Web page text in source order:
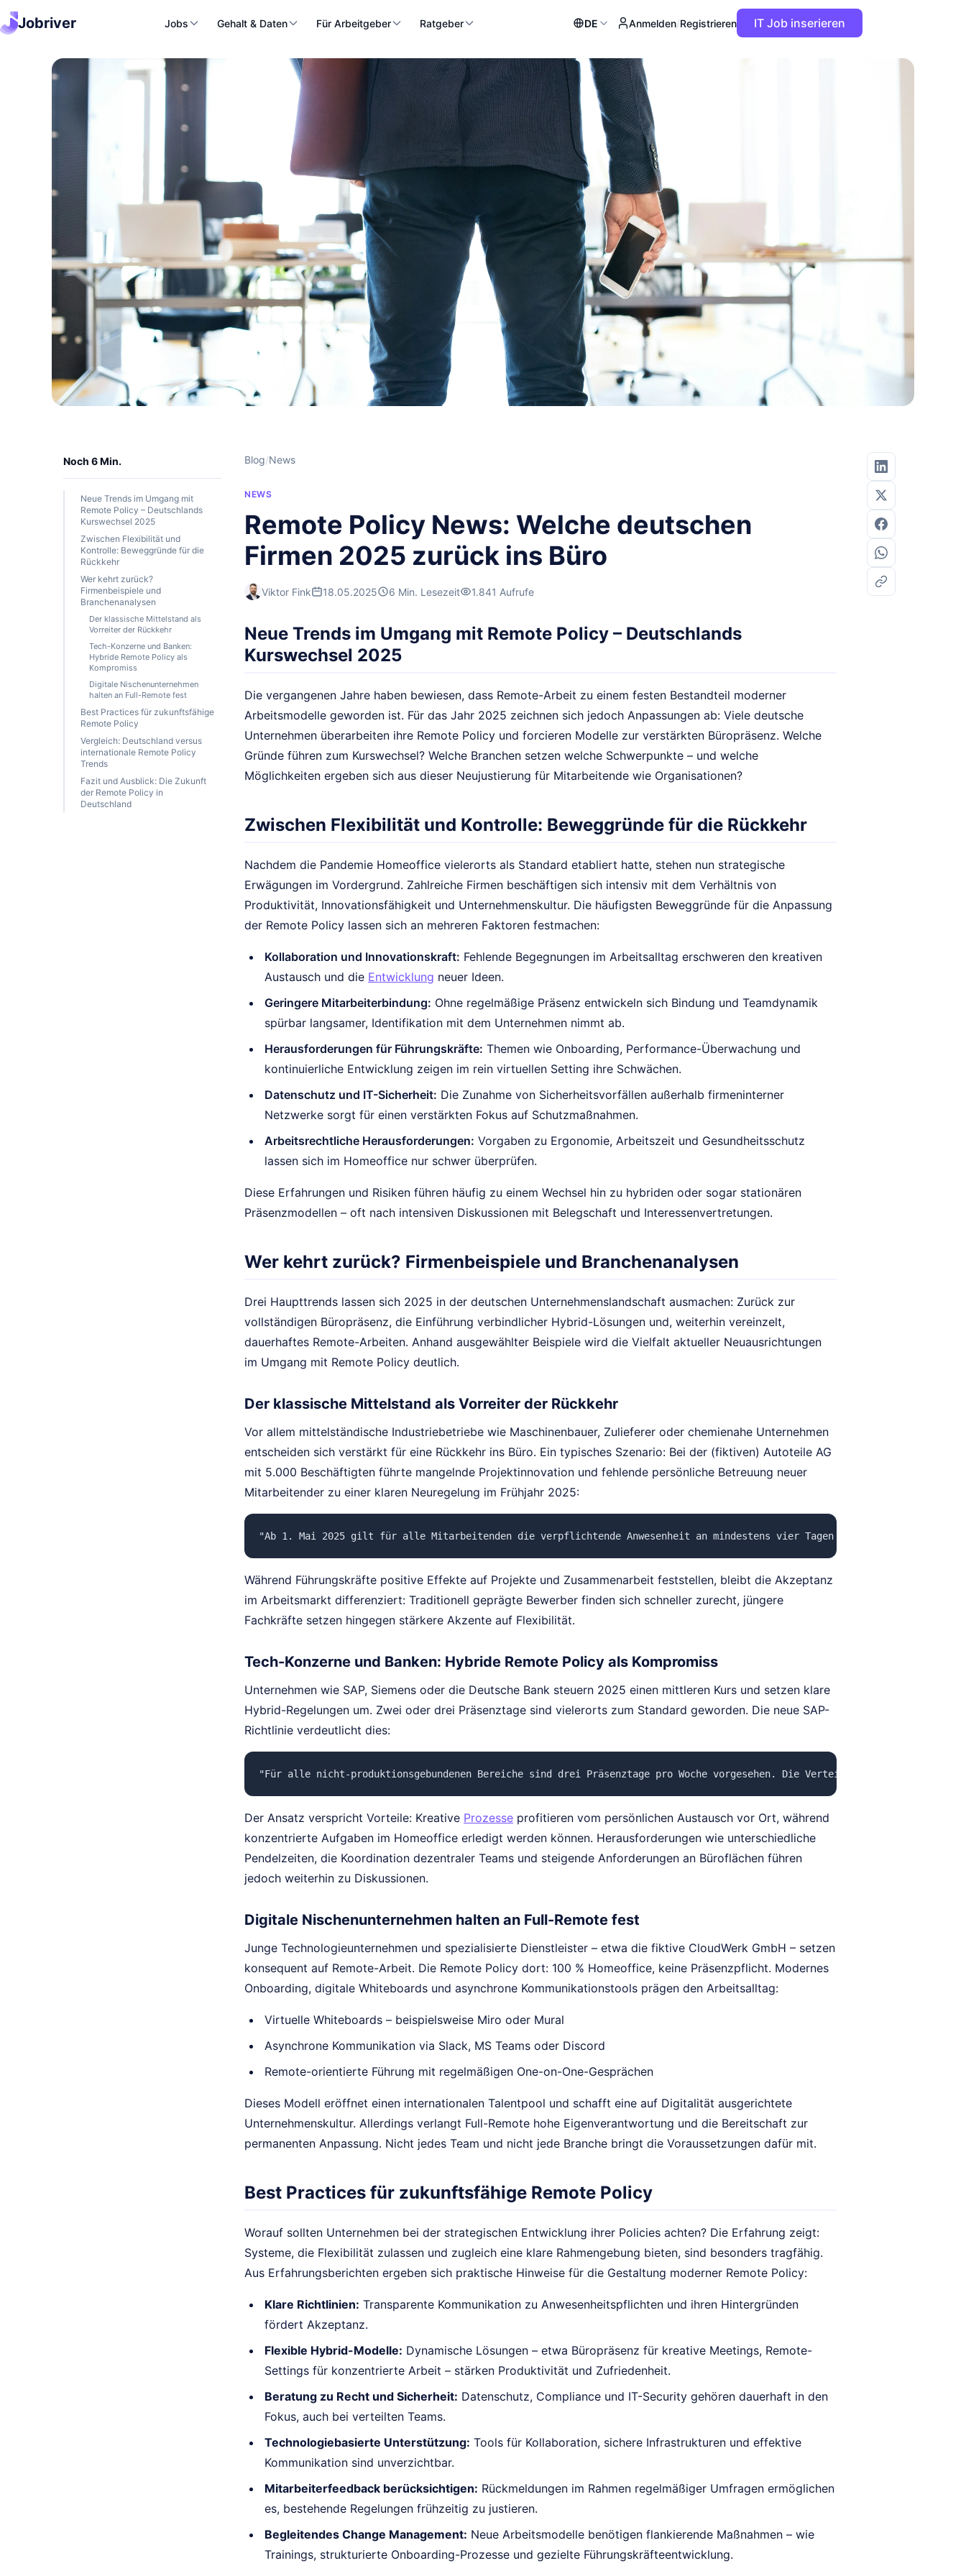
Jobriver Jobs Gehalt & Daten Für Arbeitgeber Ratgeber DE Anmelden/Registrieren IT Job inserieren
Noch 6 Min.
Neue Trends im Umgang mit
Remote Policy – Deutschlands
Kurswechsel 2025
Zwischen Flexibilität und
Kontrolle: Beweggründe für die
Rückkehr
Wer kehrt zurück?
Firmenbeispiele und
Branchenanalysen
Der klassische Mittelstand als
Vorreiter der Rückkehr
Tech-Konzerne und Banken:
Hybride Remote Policy als
Kompromiss
Digitale Nischenunternehmen
halten an Full-Remote fest
Best Practices für zukunftsfähige
Remote Policy
Vergleich: Deutschland versus
internationale Remote Policy
Trends
Fazit und Ausblick: Die Zukunft
der Remote Policy in
Deutschland
Blog/News
NEWS
Remote Policy News: Welche deutschen
Firmen 2025 zurück ins Büro
Viktor Fink 18.05.2025 6 Min. Lesezeit 1.841 Aufrufe
Neue Trends im Umgang mit Remote Policy – Deutschlands
Kurswechsel 2025
Die vergangenen Jahre haben bewiesen, dass Remote-Arbeit zu einem festen Bestandteil moderner
Arbeitsmodelle geworden ist. Für das Jahr 2025 zeichnen sich jedoch Anpassungen ab: Viele deutsche
Unternehmen überarbeiten ihre Remote Policy und forcieren Modelle zur verstärkten Büropräsenz. Welche
Gründe führen zum Kurswechsel? Welche Branchen setzen welche Schwerpunkte – und welche
Möglichkeiten ergeben sich aus dieser Neujustierung für Mitarbeitende wie Organisationen?
Zwischen Flexibilität und Kontrolle: Beweggründe für die Rückkehr
Nachdem die Pandemie Homeoffice vielerorts als Standard etabliert hatte, stehen nun strategische
Erwägungen im Vordergrund. Zahlreiche Firmen beschäftigen sich intensiv mit dem Verhältnis von
Produktivität, Innovationsfähigkeit und Unternehmenskultur. Die häufigsten Beweggründe für die Anpassung
der Remote Policy lassen sich an mehreren Faktoren festmachen:
Kollaboration und Innovationskraft: Fehlende Begegnungen im Arbeitsalltag erschweren den kreativen
Austausch und die Entwicklung neuer Ideen.
Geringere Mitarbeiterbindung: Ohne regelmäßige Präsenz entwickeln sich Bindung und Teamdynamik
spürbar langsamer, Identifikation mit dem Unternehmen nimmt ab.
Herausforderungen für Führungskräfte: Themen wie Onboarding, Performance-Überwachung und
kontinuierliche Entwicklung zeigen im rein virtuellen Setting ihre Schwächen.
Datenschutz und IT-Sicherheit: Die Zunahme von Sicherheitsvorfällen außerhalb firmeninterner
Netzwerke sorgt für einen verstärkten Fokus auf Schutzmaßnahmen.
Arbeitsrechtliche Herausforderungen: Vorgaben zu Ergonomie, Arbeitszeit und Gesundheitsschutz
lassen sich im Homeoffice nur schwer überprüfen.
Diese Erfahrungen und Risiken führen häufig zu einem Wechsel hin zu hybriden oder sogar stationären
Präsenzmodellen – oft nach intensiven Diskussionen mit Belegschaft und Interessenvertretungen.
Wer kehrt zurück? Firmenbeispiele und Branchenanalysen
Drei Haupttrends lassen sich 2025 in der deutschen Unternehmenslandschaft ausmachen: Zurück zur
vollständigen Büropräsenz, die Einführung verbindlicher Hybrid-Lösungen und, weiterhin vereinzelt,
dauerhaftes Remote-Arbeiten. Anhand ausgewählter Beispiele wird die Vielfalt aktueller Neuausrichtungen
im Umgang mit Remote Policy deutlich.
Der klassische Mittelstand als Vorreiter der Rückkehr
Vor allem mittelständische Industriebetriebe wie Maschinenbauer, Zulieferer oder chemienahe Unternehmen
entscheiden sich verstärkt für eine Rückkehr ins Büro. Ein typisches Szenario: Bei der (fiktiven) Autoteile AG
mit 5.000 Beschäftigten führte mangelnde Projektinnovation und fehlende persönliche Betreuung neuer
Mitarbeitender zu einer klaren Neuregelung im Frühjahr 2025:
"Ab 1. Mai 2025 gilt für alle Mitarbeitenden die verpflichtende Anwesenheit an mindestens vier Tagen pro Woche.
Während Führungskräfte positive Effekte auf Projekte und Zusammenarbeit feststellen, bleibt die Akzeptanz
im Arbeitsmarkt differenziert: Traditionell geprägte Bewerber finden sich schneller zurecht, jüngere
Fachkräfte setzen hingegen stärkere Akzente auf Flexibilität.
Tech-Konzerne und Banken: Hybride Remote Policy als Kompromiss
Unternehmen wie SAP, Siemens oder die Deutsche Bank steuern 2025 einen mittleren Kurs und setzen klare
Hybrid-Regelungen um. Zwei oder drei Präsenztage sind vielerorts zum Standard geworden. Die neue SAP-
Richtlinie verdeutlicht dies:
"Für alle nicht-produktionsgebundenen Bereiche sind drei Präsenztage pro Woche vorgesehen. Die Verteilung der
Der Ansatz verspricht Vorteile: Kreative Prozesse profitieren vom persönlichen Austausch vor Ort, während
konzentrierte Aufgaben im Homeoffice erledigt werden können. Herausforderungen wie unterschiedliche
Pendelzeiten, die Koordination dezentraler Teams und steigende Anforderungen an Büroflächen führen
jedoch weiterhin zu Diskussionen.
Digitale Nischenunternehmen halten an Full-Remote fest
Junge Technologieunternehmen und spezialisierte Dienstleister – etwa die fiktive CloudWerk GmbH – setzen
konsequent auf Remote-Arbeit. Die Remote Policy dort: 100 % Homeoffice, keine Präsenzpflicht. Modernes
Onboarding, digitale Whiteboards und asynchrone Kommunikationstools prägen den Arbeitsalltag:
Virtuelle Whiteboards – beispielsweise Miro oder Mural
Asynchrone Kommunikation via Slack, MS Teams oder Discord
Remote-orientierte Führung mit regelmäßigen One-on-One-Gesprächen
Dieses Modell eröffnet einen internationalen Talentpool und schafft eine auf Digitalität ausgerichtete
Unternehmenskultur. Allerdings verlangt Full-Remote hohe Eigenverantwortung und die Bereitschaft zur
permanenten Anpassung. Nicht jedes Team und nicht jede Branche bringt die Voraussetzungen dafür mit.
Best Practices für zukunftsfähige Remote Policy
Worauf sollten Unternehmen bei der strategischen Entwicklung ihrer Policies achten? Die Erfahrung zeigt:
Systeme, die Flexibilität zulassen und zugleich eine klare Rahmengebung bieten, sind besonders tragfähig.
Aus Erfahrungsberichten ergeben sich praktische Hinweise für die Gestaltung moderner Remote Policy:
Klare Richtlinien: Transparente Kommunikation zu Anwesenheitspflichten und ihren Hintergründen
fördert Akzeptanz.
Flexible Hybrid-Modelle: Dynamische Lösungen – etwa Büropräsenz für kreative Meetings, Remote-
Settings für konzentrierte Arbeit – stärken Produktivität und Zufriedenheit.
Beratung zu Recht und Sicherheit: Datenschutz, Compliance und IT-Security gehören dauerhaft in den
Fokus, auch bei verteilten Teams.
Technologiebasierte Unterstützung: Tools für Kollaboration, sichere Infrastrukturen und effektive
Kommunikation sind unverzichtbar.
Mitarbeiterfeedback berücksichtigen: Rückmeldungen im Rahmen regelmäßiger Umfragen ermöglichen
es, bestehende Regelungen frühzeitig zu justieren.
Begleitendes Change Management: Neue Arbeitsmodelle benötigen flankierende Maßnahmen – wie
Trainings, strukturierte Onboarding-Prozesse und gezielte Führungskräfteentwicklung.